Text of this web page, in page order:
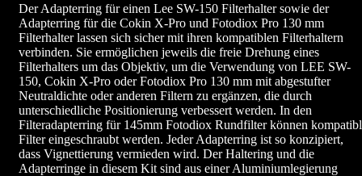
Der Adapterring für einen Lee SW-150 Filterhalter sowie der
Adapterring für die Cokin X-Pro und Fotodiox Pro 130 mm
Filterhalter lassen sich sicher mit ihren kompatiblen Filterhaltern
verbinden. Sie ermöglichen jeweils die freie Drehung eines
Filterhalters um das Objektiv, um die Verwendung von LEE SW-
150, Cokin X-Pro oder Fotodiox Pro 130 mm mit abgestufter
Neutraldichte oder anderen Filtern zu ergänzen, die durch
unterschiedliche Positionierung verbessert werden. In den
Filteradapterring für 145mm Fotodiox Rundfilter können
Filter eingeschraubt werden. Jeder Adapterring ist so konzipiert,
dass Vignettierung vermieden wird. Der Haltering und die
Adapterringe in diesem Kit sind aus einer Aluminiumlegierung